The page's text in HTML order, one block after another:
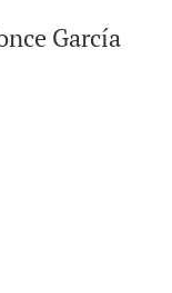
García